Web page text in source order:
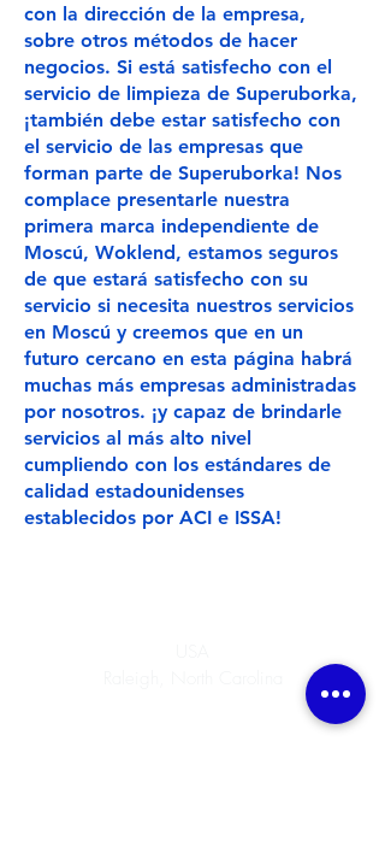
con la dirección de la empresa,
sobre otros métodos de hacer
negocios. Si está satisfecho con el
servicio de limpieza de Superuborka,
¡también debe estar satisfecho con
el servicio de las empresas que
forman parte de Superuborka! Nos
complace presentarle nuestra
primera marca independiente de
Moscú, Woklend, estamos seguros
de que estará satisfecho con su
servicio si necesita nuestros servicios
en Moscú y creemos que en un
futuro cercano en esta página habrá
muchas más empresas administradas
por nosotros. ¡y capaz de brindarle
servicios al más alto nivel
cumpliendo con los estándares de
calidad estadounidenses
establecidos por ACI e ISSA!
Washington